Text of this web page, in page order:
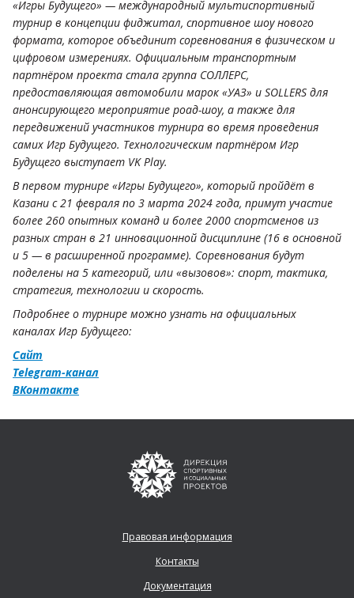
«Игры Будущего» — международный мультиспортивный
турнир в концепции фиджитал, спортивное шоу нового
формата, которое объединит соревнования в физическом и
цифровом измерениях. Официальным транспортным
партнёром проекта стала группа СОЛЛЕРС,
предоставляющая автомобили марок «УАЗ» и SOLLERS для
анонсирующего мероприятие роад-шоу, а также для
передвижений участников турнира во время проведения
самих Игр Будущего. Технологическим партнёром Игр
Будущего выступает VK Play.
В первом турнире «Игры Будущего», который пройдёт в
Казани с 21 февраля по 3 марта 2024 года, примут участие
более 260 опытных команд и более 2000 спортсменов из
разных стран в 21 инновационной дисциплине (16 в основной
и 5 — в расширенной программе). Соревнования будут
поделены на 5 категорий, или «вызовов»: спорт, тактика,
стратегия, технологии и скорость.
Подробнее о турнире можно узнать на официальных
каналах Игр Будущего:
Сайт
Telegram-канал
ВКонтакте
Правовая информация
Контакты
Документация